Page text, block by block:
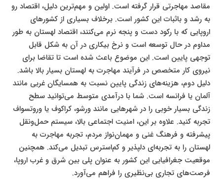
مقاصد مهاجرتی قرار گرفته است. اولین و مهم‌ترین دلیل، اقتصاد رو
به رشد و باثبات این کشور است. برخلاف بسیاری از کشورهای
اروپایی که با رکود دست و پنجه نرم می‌کنند، اقتصاد لهستان به طور
مداوم در حال توسعه است و نرخ بیکاری در آن به شکل قابل
توجهی پایین است. این موضوع باعث شده است تا تقاضا برای
نیروی کار متخصص در فرآیند مهاجرت به لهستان بسیار بالا باشد.
دلیل دوم، هزینه‌های زندگی پایین نسبت به همسایگان غربی مانند
آلمان یا فرانسه است. شما با درآمدی متوسط می‌توانید سطح
زندگی بسیار خوبی را در شهرهایی مانند ورشو، کراکوف یا وروتسواف
تجربه کنید. علاوه بر این، امنیت اجتماعی بالا، سیستم حمل‌ونقل
پیشرفته و فرهنگ غنی و مهمان‌نواز مردم، تجربه مهاجرت به
لهستان را به تجربه‌ای دلپذیر و کم‌استرس تبدیل می‌کند. همچنین
موقعیت جغرافیایی این کشور به عنوان پلی بین شرق و غرب اروپا،
فرصت‌های تجاری بی‌نظیری را فراهم می‌آورد.